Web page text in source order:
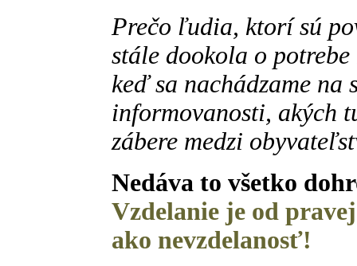
Prečo ľudia, ktorí sú
stále dookola o
keď sa nachádzame na
informovanosti, akých
zábere medzi
Nedáva to všetko
Vzdelanie je od
ako nevzdelanosť!